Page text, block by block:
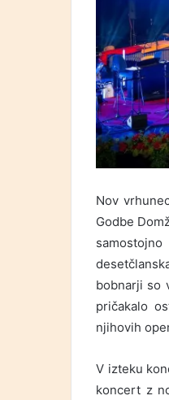
Nov
Godbe
bobnarji so
pričakalo
njihovih
V izteku
koncert z